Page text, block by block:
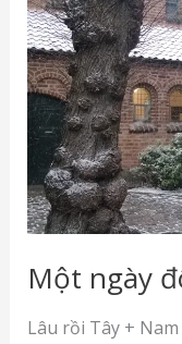
một
ngày
hè
Một ngày
Lâu rồi Tây +